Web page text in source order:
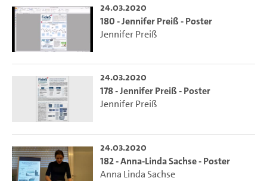
24.03.2020
180 - Jennifer Preiß - Poster
Jennifer Preiß
24.03.2020
178 - Jennifer Preiß - Poster
Jennifer Preiß
24.03.2020
182 - Anna-Linda Sachse - Poster
Anna Linda Sachse